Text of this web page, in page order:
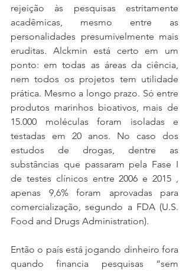
rejeição às pesquisas estritamente
acadêmicas, mesmo entre as
personalidades presumivelmente mais
eruditas. Alckmin está certo em um
ponto: em todas as áreas da ciência,
nem todos os projetos tem utilidade
prática. Mesmo a longo prazo. Só entre
produtos marinhos bioativos, mais de
15.000 moléculas foram isoladas e
testadas em 20 anos. No caso dos
estudos de drogas, dentre as
substâncias que passaram pela Fase I
de testes clínicos entre 2006 e 2015 ,
apenas 9,6% foram aprovadas para
comercialização, segundo a FDA (U.S.
Food and Drugs Administration).
Então o país está jogando dinheiro fora
quando financia pesquisas “sem